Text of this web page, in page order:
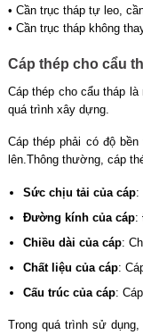
• Cần trục tháp tự leo,
• Cần trục tháp không
Cáp thép cho cẩu
Cáp thép cho cẩu tháp
quá trình xây dựng.
Cáp thép phải có độ
lên.Thông thường, cáp
Sức chịu tải của cáp:
Đường kính của cáp:
Chiều dài của cáp:
Chất liệu của cáp:
Cấu trúc của cáp:
Trong quá trình sử